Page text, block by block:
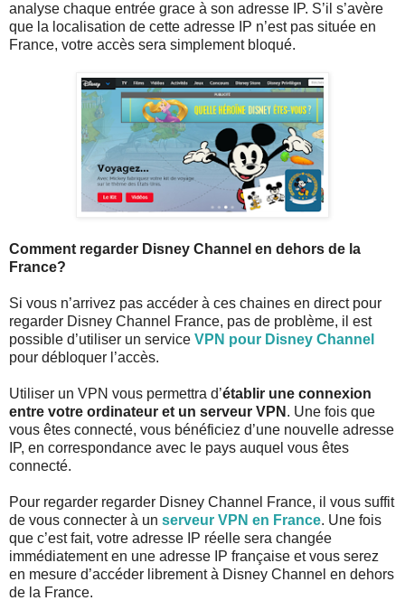
analyse chaque entrée grace à son adresse IP. S’il s’avère
que la localisation de cette adresse IP n’est pas située en
France, votre accès sera simplement bloqué.
Comment regarder Disney Channel en dehors de la
France?
Si vous n’arrivez pas accéder à ces chaines en direct pour
regarder Disney Channel France, pas de problème, il est
possible d’utiliser un service VPN pour Disney Channel
pour débloquer l’accès.
Utiliser un VPN vous permettra d’établir une connexion
entre votre ordinateur et un serveur VPN . Une fois que
vous êtes connecté, vous bénéficiez d’une nouvelle adresse
IP, en correspondance avec le pays auquel vous êtes
connecté.
Pour regarder regarder Disney Channel France, il vous suffit
de vous connecter à un serveur VPN en France. Une fois
que c’est fait, votre adresse IP réelle sera changée
immédiatement en une adresse IP française et vous serez
en mesure d’accéder librement à Disney Channel en dehors
de la France.